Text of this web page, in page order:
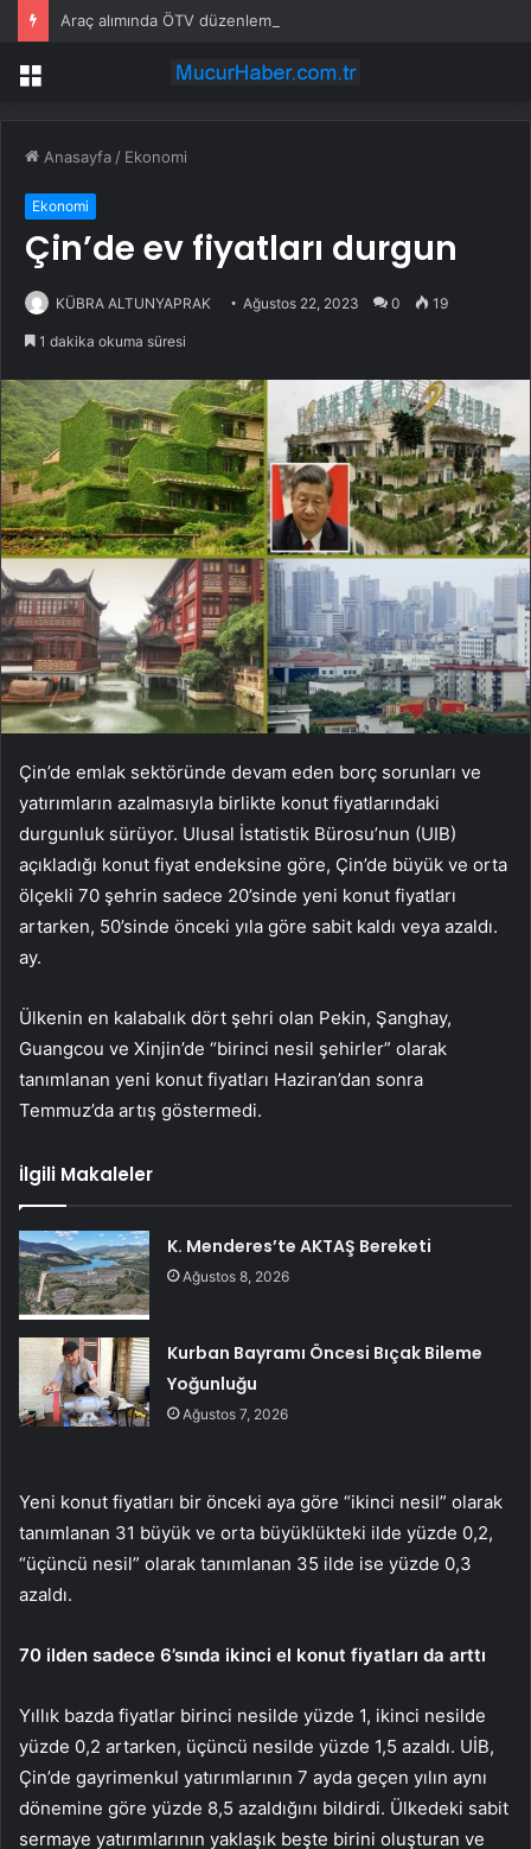
Menü
Anasayfa / Ekonomi
Ekonomi
Çin’de ev fiyatları durgun
KÜBRA ALTUNYAPRAK Ağustos 22, 2023 0 19
1 dakika okuma süresi
Çin’de emlak sektöründe devam eden borç sorunları ve
yatırımların azalmasıyla birlikte konut fiyatlarındaki
durgunluk sürüyor. Ulusal İstatistik Bürosu’nun (UIB)
açıkladığı konut fiyat endeksine göre, Çin’de büyük ve orta
ölçekli 70 şehrin sadece 20’sinde yeni konut fiyatları
artarken, 50’sinde önceki yıla göre sabit kaldı veya azaldı.
ay.
Ülkenin en kalabalık dört şehri olan Pekin, Şanghay,
Guangcou ve Xinjin’de “birinci nesil şehirler” olarak
tanımlanan yeni konut fiyatları Haziran’dan sonra
Temmuz’da artış göstermedi.
İlgili Makaleler
K. Menderes’te AKTAŞ Bereketi
Ağustos 8, 2026
Kurban Bayramı Öncesi Bıçak Bileme
Yoğunluğu
Ağustos 7, 2026
Yeni konut fiyatları bir önceki aya göre “ikinci nesil” olarak
tanımlanan 31 büyük ve orta büyüklükteki ilde yüzde 0,2,
“üçüncü nesil” olarak tanımlanan 35 ilde ise yüzde 0,3
azaldı.
70 ilden sadece 6’sında ikinci el konut fiyatları da arttı
Yıllık bazda fiyatlar birinci nesilde yüzde 1, ikinci nesilde
yüzde 0,2 artarken, üçüncü nesilde yüzde 1,5 azaldı. UİB,
Çin’de gayrimenkul yatırımlarının 7 ayda geçen yılın aynı
dönemine göre yüzde 8,5 azaldığını bildirdi. Ülkedeki sabit
sermaye yatırımlarının yaklaşık beşte birini oluşturan ve